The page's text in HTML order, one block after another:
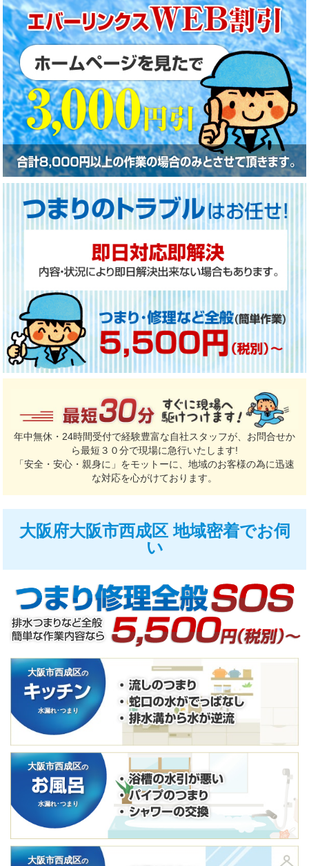
年中無休・24時間受付で経験豊富な自社スタッフが、お問合せか
ら最短３０分で現場に急行いたします!
「安全・安心・親身に」をモットーに、地域のお客様の為に迅速
な対応を心がけております。
大阪府大阪市西成区 地域密着でお伺
い
大阪市西成区の
水漏れ･つまり
大阪市西成区の
水漏れ･つまり
大阪市西成区の